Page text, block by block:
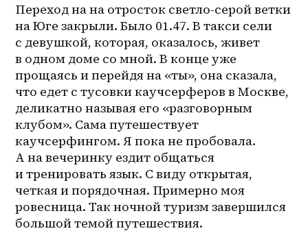
Переход на на отросток светло-серой ветки
на Юге закрыли. Было 01.47. В такси сели
с девушкой, которая, оказалось, живет
в одном доме со мной. В конце уже
прощаясь и перейдя на «ты», она сказала,
что едет с тусовки каучсерферов в Москве,
деликатно называя его «разговорным
клубом». Сама путешествует
каучсерфингом. Я пока не пробовала.
А на вечеринку ездит общаться
и тренировать язык. С виду открытая,
четкая и порядочная. Примерно моя
ровесница. Так ночной туризм завершился
большой темой путешествия.